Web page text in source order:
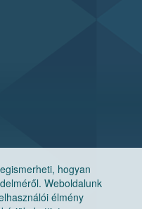
hogyan
Weboldalunk
élmény